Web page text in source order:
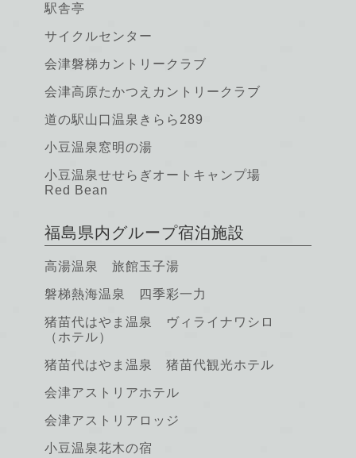
駅舎亭
サイクルセンター
会津磐梯カントリークラブ
会津高原たかつえカントリークラブ
道の駅山口温泉きらら289
小豆温泉窓明の湯
小豆温泉せせらぎオートキャンプ場
Red Bean
福島県内グループ宿泊施設
高湯温泉 旅館玉子湯
磐梯熱海温泉 四季彩一力
猪苗代はやま温泉 ヴィライナワシロ
（ホテル）
猪苗代はやま温泉 猪苗代観光ホテル
会津アストリアホテル
会津アストリアロッジ
小豆温泉花木の宿